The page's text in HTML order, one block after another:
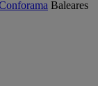
Baleares